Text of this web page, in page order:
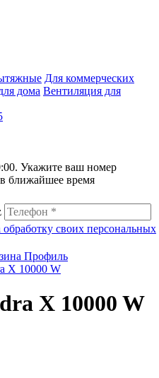
Для коммерческих
дома Вентиляция для
Укажите ваш номер
ближайшее время
обработку своих персональных
Профиль
X 10000 W
X 10000 W